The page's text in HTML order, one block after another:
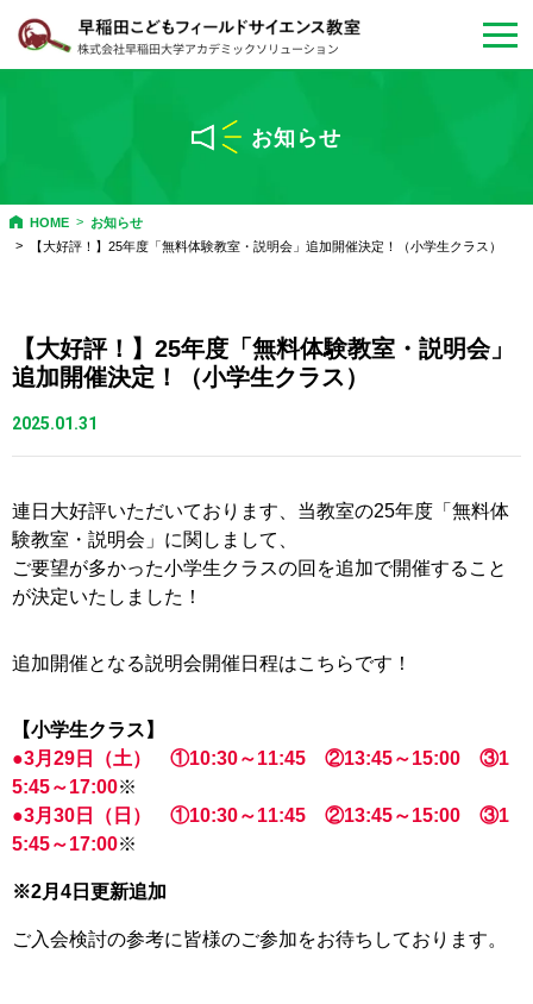
会員マイページ
年間プログラム
お客様の声
お知らせ
HOME
お知らせ
【大好評！】25年度「無料体験教室・説明会」追加開催決定！（小学生クラス）
【大好評！】25年度「無料体験教室・説明会」
追加開催決定！（小学生クラス）
2025.01.31
連日大好評いただいております、当教室の25年度「無料体
験教室・説明会」に関しまして、
ご要望が多かった小学生クラスの回を追加で開催すること
が決定いたしました！
追加開催となる説明会開催日程はこちらです！
【小学生クラス】
●3月29日（土） ①10:30～11:45 ②13:45～15:00 ③1
5:45～17:00※
●3月30日（日） ①10:30～11:45 ②13:45～15:00 ③1
5:45～17:00※
※2月4日更新追加
ご入会検討の参考に皆様のご参加をお待ちしております。